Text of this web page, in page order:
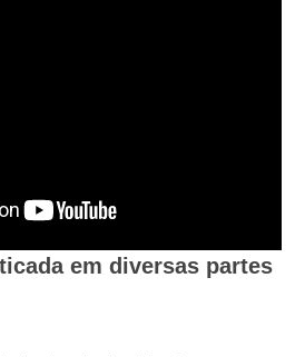
em diversas partes